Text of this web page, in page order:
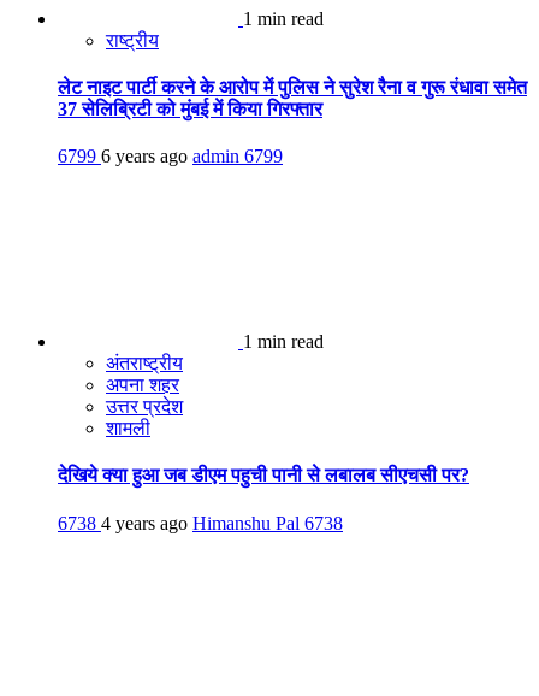
1 min read
राष्ट्रीय
लेट नाइट पार्टी करने के आरोप में पुलिस ने सुरेश रैना व गुरू रंधावा समेत
37 सेलिब्रिटी को मुंबई में किया गिरफ्तार
6799 6 years ago admin 6799
1 min read
अंतराष्ट्रीय
अपना शहर
उत्तर प्रदेश
शामली
देखिये क्या हुआ जब डीएम पहुची पानी से लबालब सीएचसी पर?
6738 4 years ago Himanshu Pal 6738